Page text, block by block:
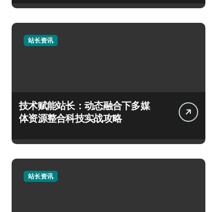
站长资讯
技术赋能站长：动态融合下多媒
体资源整合科技实战攻略
站长资讯